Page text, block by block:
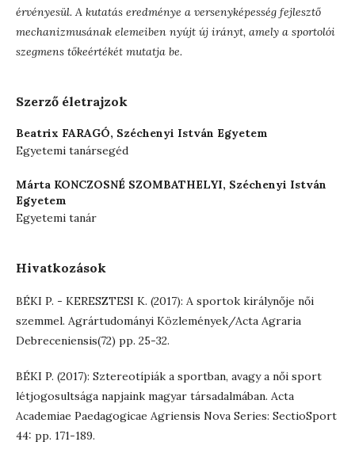
érvényesül. A kutatás eredménye a versenyképesség fejlesztő
mechanizmusának elemeiben nyújt új irányt, amely a sportolói
szegmens tőkeértékét mutatja be.
Szerző életrajzok
Beatrix FARAGÓ, Széchenyi István Egyetem
Egyetemi tanársegéd
Márta KONCZOSNÉ SZOMBATHELYI, Széchenyi István
Egyetem
Egyetemi tanár
Hivatkozások
BÉKI P. - KERESZTESI K. (2017): A sportok királynője női
szemmel. Agrártudományi Közlemények/Acta Agraria
Debreceniensis(72) pp. 25-32.
BÉKI P. (2017): Sztereotípiák a sportban, avagy a női sport
létjogosultsága napjaink magyar társadalmában. Acta
Academiae Paedagogicae Agriensis Nova Series: SectioSport
44: pp. 171-189.